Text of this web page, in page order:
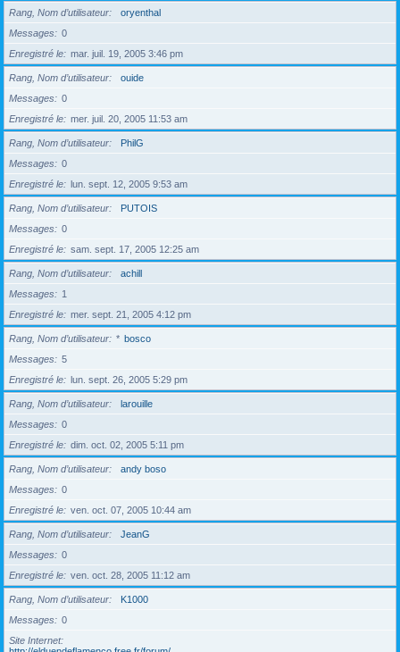
Rang, Nom d’utilisateur
oryenthal
Messages
0
Enregistré le
mar. juil. 19, 2005 3:46 pm
Rang, Nom d’utilisateur
ouide
Messages
0
Enregistré le
mer. juil. 20, 2005 11:53 am
Rang, Nom d’utilisateur
PhilG
Messages
0
Enregistré le
lun. sept. 12, 2005 9:53 am
Rang, Nom d’utilisateur
PUTOIS
Messages
0
Enregistré le
sam. sept. 17, 2005 12:25 am
Rang, Nom d’utilisateur
achill
Messages
1
Enregistré le
mer. sept. 21, 2005 4:12 pm
Rang, Nom d’utilisateur * bosco
Messages
5
Enregistré le
lun. sept. 26, 2005 5:29 pm
Rang, Nom d’utilisateur
larouille
Messages
0
Enregistré le
dim. oct. 02, 2005 5:11 pm
Rang, Nom d’utilisateur
andy boso
Messages
0
Enregistré le
ven. oct. 07, 2005 10:44 am
Rang, Nom d’utilisateur
JeanG
Messages
0
Enregistré le
ven. oct. 28, 2005 11:12 am
Rang, Nom d’utilisateur
K1000
Messages
0
Site Internet